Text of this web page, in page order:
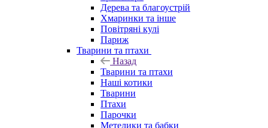
Дерева та благоустрій
Хмаринки та інше
Повітряні кулі
Париж
Тварини та птахи
Назад
Тварини та птахи
Наші котики
Тварини
Птахи
Парочки
Метелики та бабки